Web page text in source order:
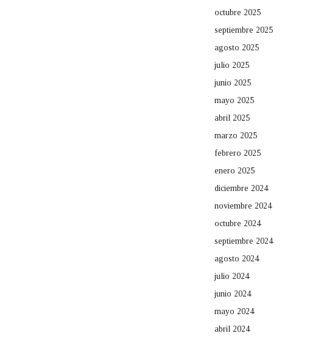
octubre 2025
septiembre 2025
agosto 2025
julio 2025
junio 2025
mayo 2025
abril 2025
marzo 2025
febrero 2025
enero 2025
diciembre 2024
noviembre 2024
octubre 2024
septiembre 2024
agosto 2024
julio 2024
junio 2024
mayo 2024
abril 2024